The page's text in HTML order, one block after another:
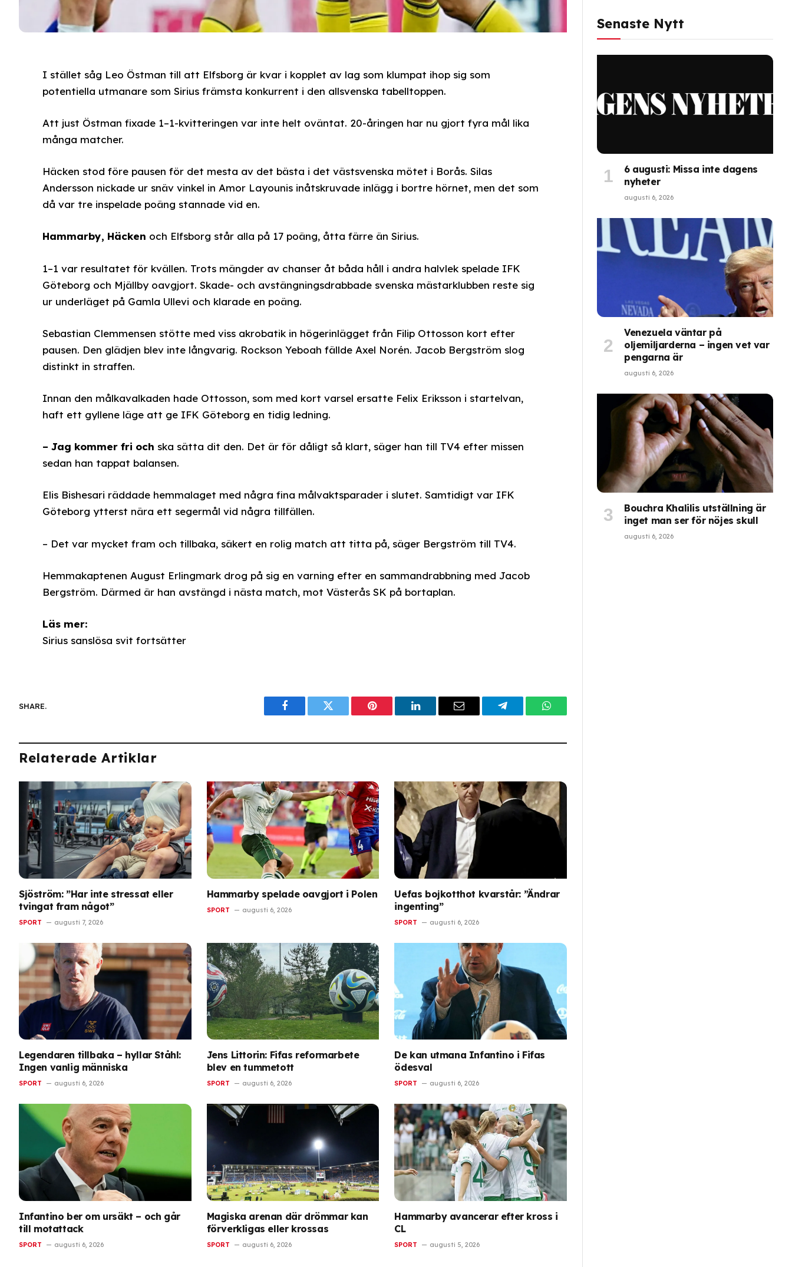
I stället såg Leo Östman till att Elfsborg är kvar i kopplet av lag som klumpat ihop sig som
potentiella utmanare som Sirius främsta konkurrent i den allsvenska tabelltoppen.
Att just Östman fixade 1–1-kvitteringen var inte helt oväntat. 20-åringen har nu gjort fyra mål lika
många matcher.
Häcken stod före pausen för det mesta av det bästa i det västsvenska mötet i Borås. Silas
Andersson nickade ur snäv vinkel in Amor Layounis inåtskruvade inlägg i bortre hörnet, men det som
då var tre inspelade poäng stannade vid en.
Hammarby, Häcken och Elfsborg står alla på 17 poäng, åtta färre än Sirius.
1–1 var resultatet för kvällen. Trots mängder av chanser åt båda håll i andra halvlek spelade IFK
Göteborg och Mjällby oavgjort. Skade- och avstängningsdrabbade svenska mästarklubben reste sig
ur underläget på Gamla Ullevi och klarade en poäng.
Sebastian Clemmensen stötte med viss akrobatik in högerinlägget från Filip Ottosson kort efter
pausen. Den glädjen blev inte långvarig. Rockson Yeboah fällde Axel Norén. Jacob Bergström slog
distinkt in straffen.
Innan den målkavalkaden hade Ottosson, som med kort varsel ersatte Felix Eriksson i startelvan,
haft ett gyllene läge att ge IFK Göteborg en tidig ledning.
– Jag kommer fri och ska sätta dit den. Det är för dåligt så klart, säger han till TV4 efter missen
sedan han tappat balansen.
Elis Bishesari räddade hemmalaget med några fina målvaktsparader i slutet. Samtidigt var IFK
Göteborg ytterst nära ett segermål vid några tillfällen.
– Det var mycket fram och tillbaka, säkert en rolig match att titta på, säger Bergström till TV4.
Hemmakaptenen August Erlingmark drog på sig en varning efter en sammandrabbning med Jacob
Bergström. Därmed är han avstängd i nästa match, mot Västerås SK på bortaplan.
Läs mer:
Sirius sanslösa svit fortsätter
SHARE.
FacebookTwitter PinterestLinkedInEmail TelegramWhatsApp
Relaterade Artiklar
Sjöström: ”Har inte stressat eller
tvingat fram något”
SPORT augusti 7, 2026
Hammarby spelade oavgjort i Polen
SPORT augusti 6, 2026
Uefas bojkotthot kvarstår: ”Ändrar
ingenting”
SPORT augusti 6, 2026
Legendaren tillbaka – hyllar Ståhl:
Ingen vanlig människa
SPORT augusti 6, 2026
Jens Littorin: Fifas reformarbete
blev en tummetott
SPORT augusti 6, 2026
De kan utmana Infantino i Fifas
ödesval
SPORT augusti 6, 2026
Infantino ber om ursäkt – och går
till motattack
SPORT augusti 6, 2026
Magiska arenan där drömmar kan
förverkligas eller krossas
SPORT augusti 6, 2026
Hammarby avancerar efter kross i
CL
SPORT augusti 5, 2026
Senaste Nytt
6 augusti: Missa inte dagens
nyheter
augusti 6, 2026
Venezuela väntar på
oljemiljarderna – ingen vet var
pengarna är
augusti 6, 2026
Bouchra Khalilis utställning är
inget man ser för nöjes skull
augusti 6, 2026